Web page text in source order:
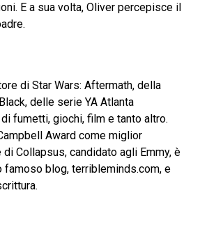
E a sua volta, Oliver percepisce il
di Star Wars: Aftermath, della
delle serie YA Atlanta
di fumetti, giochi, film e tanto altro.
Award come miglior
Collapsus, candidato agli Emmy, è
famoso blog, terribleminds.com, e